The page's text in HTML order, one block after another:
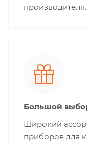
Большой
Широкий
приборов для